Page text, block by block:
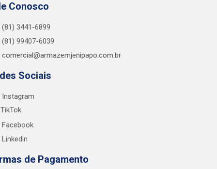
Conosco
(81) 3441-6899
(81) 99407-6039
comercial@armazemjenipapo.com.br
Sociais
Instagram
Facebook
Linkedin
de Pagamento